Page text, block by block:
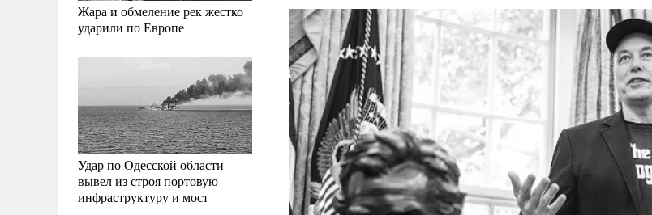
Жара и обмеление рек жестко
ударили по Европе
Удар по Одесской области
вывел из строя портовую
инфраструктуру и мост